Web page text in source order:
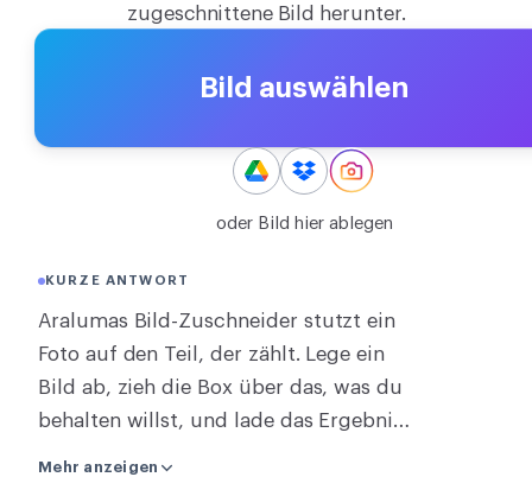
Hintergrund entfernen
zugeschnittene Bild herunter.
Bild auswählen
oder Bild hier ablegen
KURZE ANTWORT
Aralumas Bild-Zuschneider stutzt ein
Foto auf den Teil, der zählt. Lege ein
Bild ab, zieh die Box über das, was du
behalten willst, und lade das Ergebnis
Mehr anzeigen